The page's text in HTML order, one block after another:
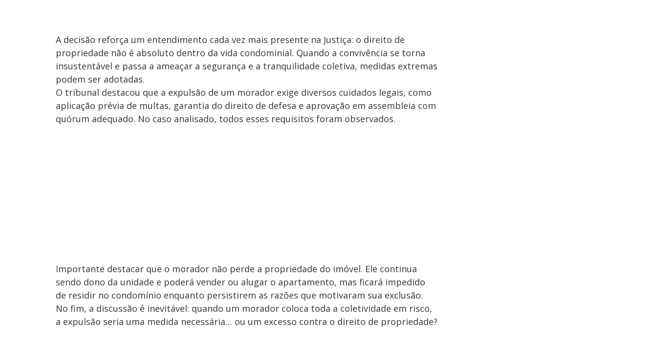
A decisão reforça um entendimento cada vez mais presente na Justiça: o direito de
propriedade não é absoluto dentro da vida condominial. Quando a convivência se torna
insustentável e passa a ameaçar a segurança e a tranquilidade coletiva, medidas extremas
podem ser adotadas.
O tribunal destacou que a expulsão de um morador exige diversos cuidados legais, como
aplicação prévia de multas, garantia do direito de defesa e aprovação em assembleia com
quórum adequado. No caso analisado, todos esses requisitos foram observados.
Importante destacar que o morador não perde a propriedade do imóvel. Ele continua
sendo dono da unidade e poderá vender ou alugar o apartamento, mas ficará impedido
de residir no condomínio enquanto persistirem as razões que motivaram sua exclusão.
No fim, a discussão é inevitável: quando um morador coloca toda a coletividade em risco,
a expulsão seria uma medida necessária… ou um excesso contra o direito de propriedade?